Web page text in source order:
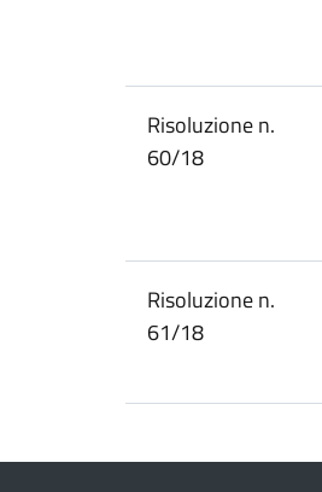
Risoluzione n.
60/18
Risoluzione n.
61/18